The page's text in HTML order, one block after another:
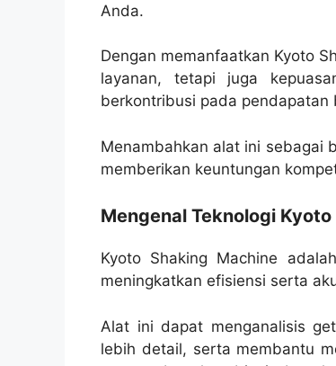
Anda.
Dengan memanfaatkan Kyoto
layanan, tetapi juga
berkontribusi pada pendapatan
Menambahkan alat ini sebagai
memberikan keuntungan
Mengenal Teknologi
Kyoto Shaking Machine
meningkatkan efisiensi serta
Alat ini dapat menganalisis
lebih detail, serta membantu